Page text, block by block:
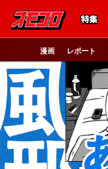
特集
漫画 レポート